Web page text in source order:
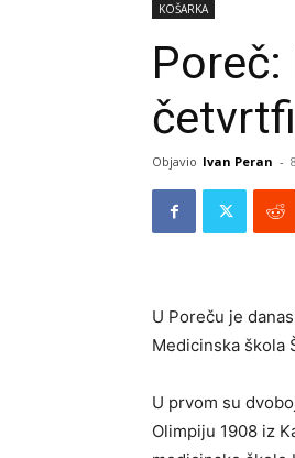
KOŠARKA
Objavio Ivan Peran -
U Poreču je
Medicinska škola
U prvom su
Olimpiju 1908 iz